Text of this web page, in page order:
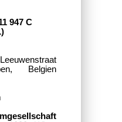
947 C
Belgien